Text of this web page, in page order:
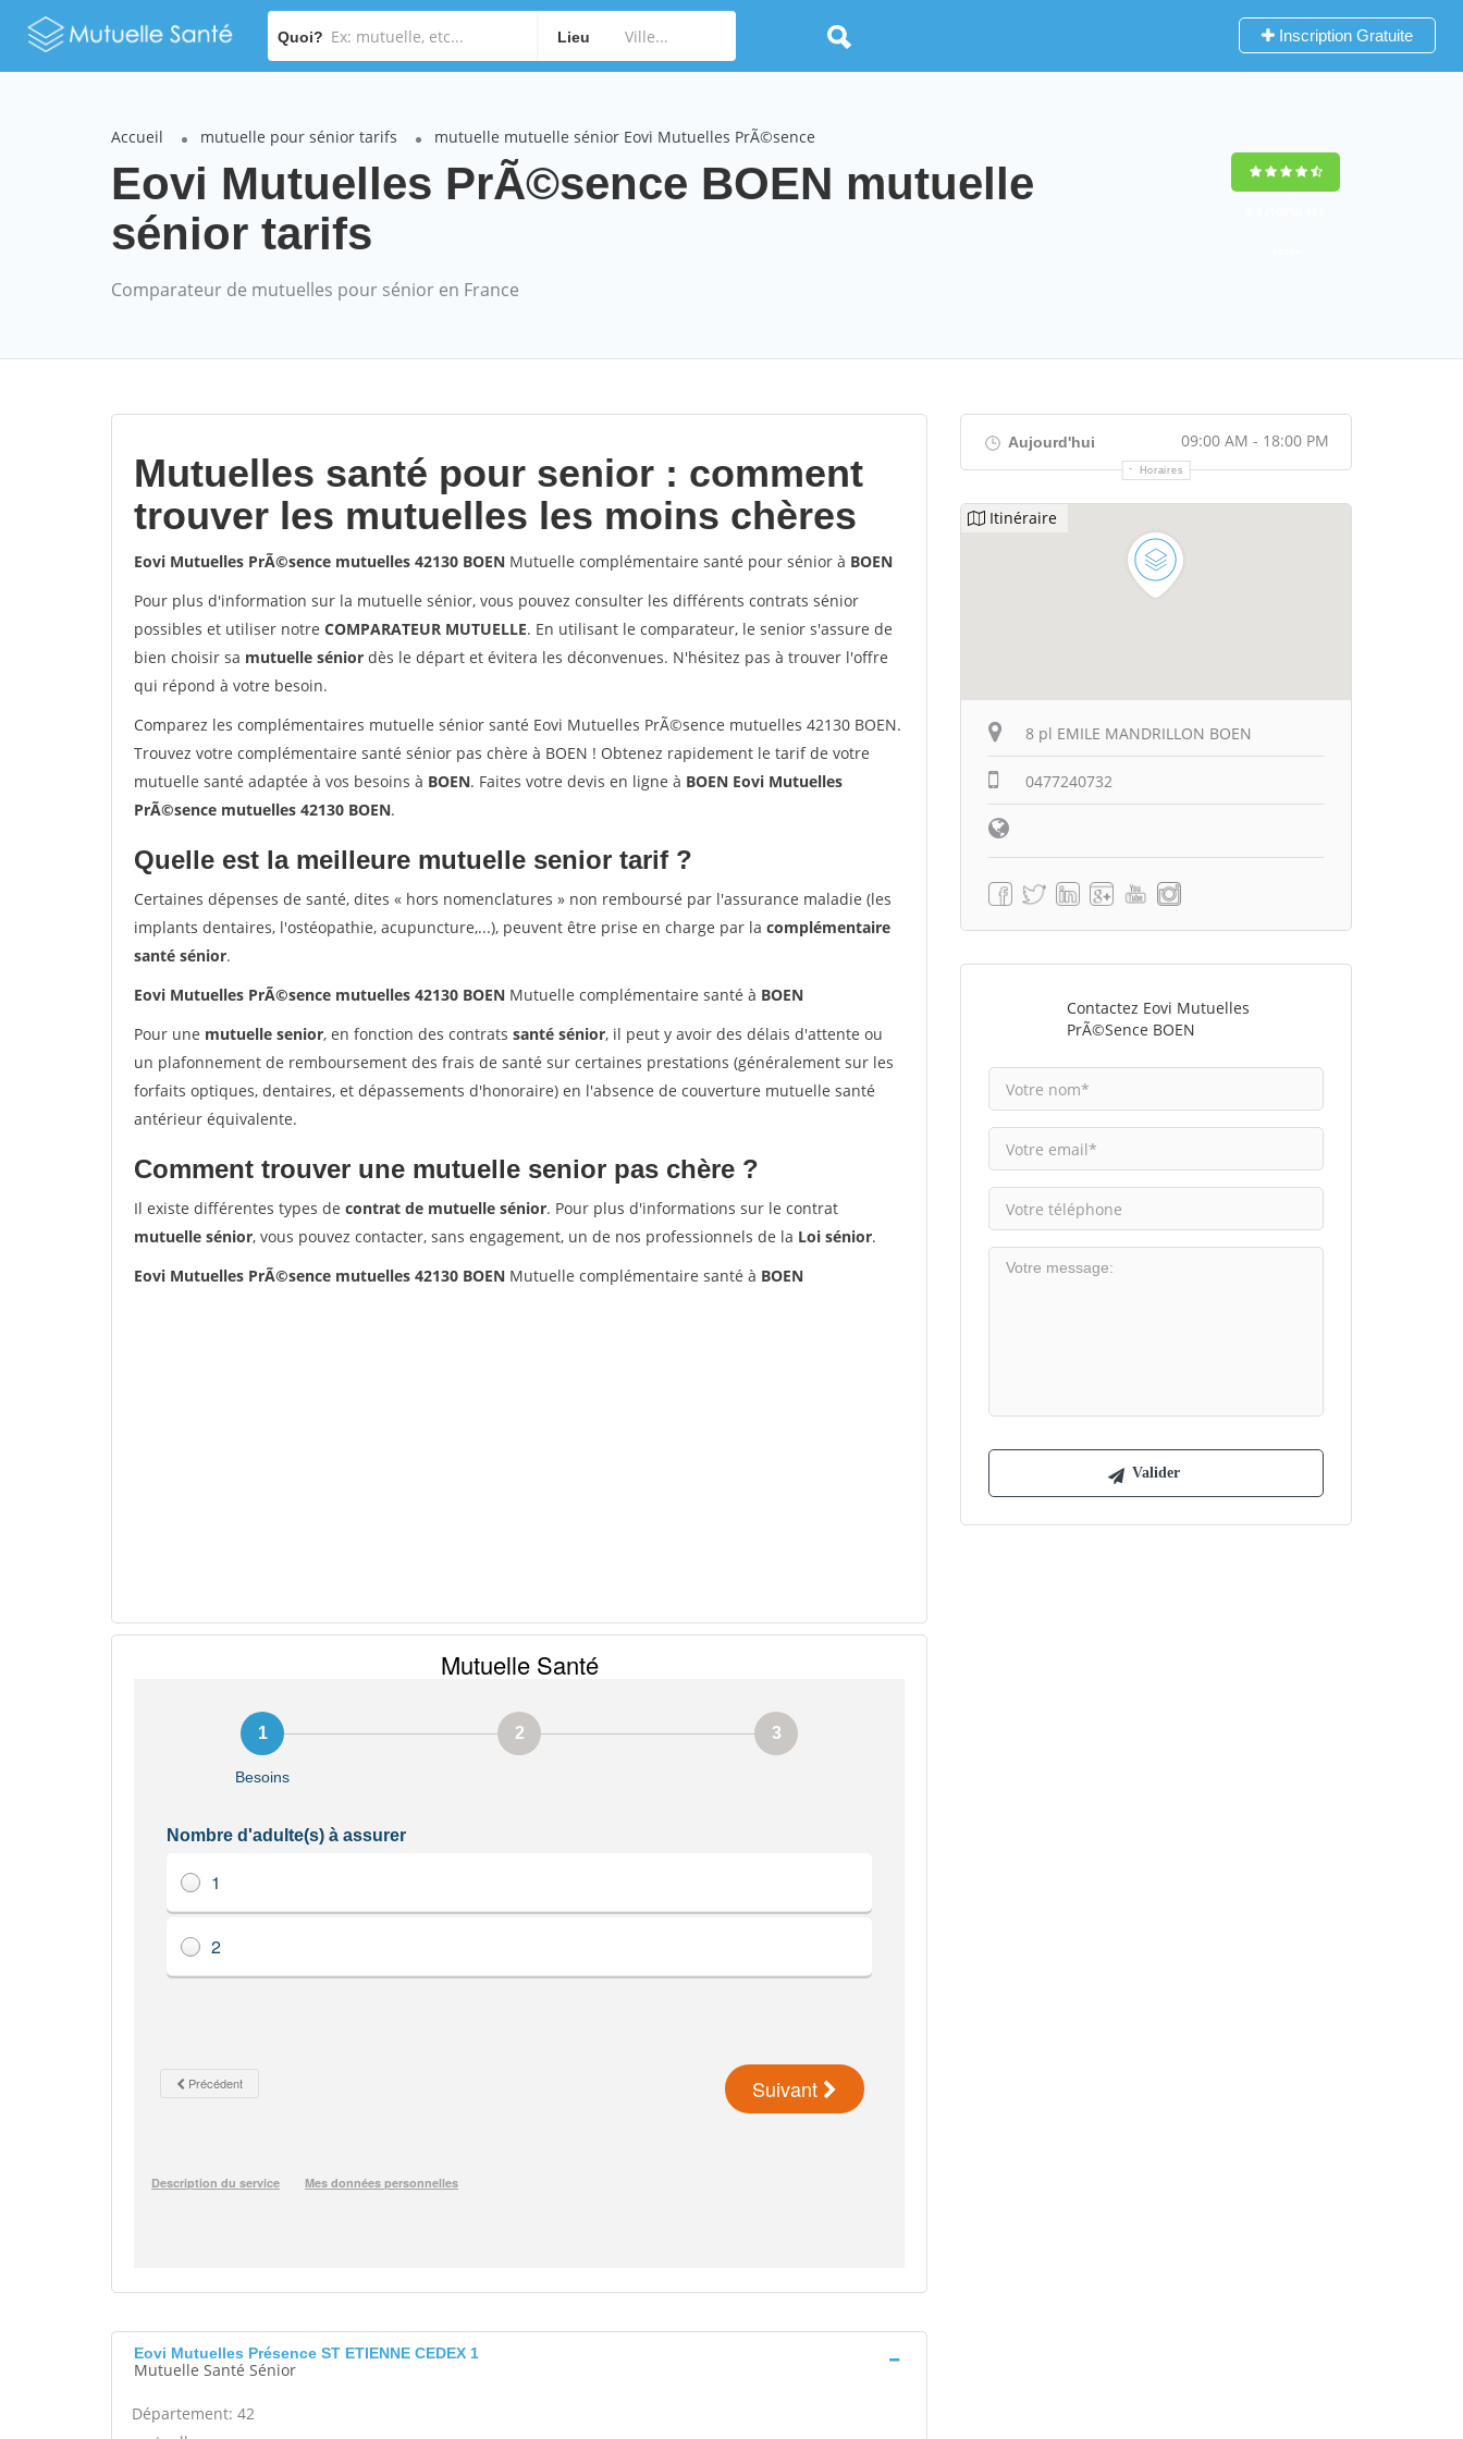
Quoi? Lieu Inscription Gratuite
Accueil mutuelle pour sénior tarifs mutuelle mutuelle sénior Eovi Mutuelles PrÃ©sence
Eovi Mutuelles PrÃ©sence BOEN mutuelle
sénior tarifs
Comparateur de mutuelles pour sénior en France
Mutuelles santé pour senior : comment
trouver les mutuelles les moins chères
Eovi Mutuelles PrÃ©sence mutuelles 42130 BOEN Mutuelle complémentaire santé pour sénior à BOEN
Pour plus d'information sur la mutuelle sénior, vous pouvez consulter les différents contrats sénior
possibles et utiliser notre COMPARATEUR MUTUELLE. En utilisant le comparateur, le senior s'assure de
bien choisir sa mutuelle sénior dès le départ et évitera les déconvenues. N'hésitez pas à trouver l'offre
qui répond à votre besoin.
Comparez les complémentaires mutuelle sénior santé Eovi Mutuelles PrÃ©sence mutuelles 42130 BOEN.
Trouvez votre complémentaire santé sénior pas chère à BOEN ! Obtenez rapidement le tarif de votre
mutuelle santé adaptée à vos besoins à BOEN. Faites votre devis en ligne à BOEN Eovi Mutuelles
PrÃ©sence mutuelles 42130 BOEN.
Quelle est la meilleure mutuelle senior tarif ?
Certaines dépenses de santé, dites « hors nomenclatures » non remboursé par l'assurance maladie (les
implants dentaires, l'ostéopathie, acupuncture,...), peuvent être prise en charge par la complémentaire
santé sénior.
Eovi Mutuelles PrÃ©sence mutuelles 42130 BOEN Mutuelle complémentaire santé à BOEN
Pour une mutuelle senior, en fonction des contrats santé sénior, il peut y avoir des délais d'attente ou
un plafonnement de remboursement des frais de santé sur certaines prestations (généralement sur les
forfaits optiques, dentaires, et dépassements d'honoraire) en l'absence de couverture mutuelle santé
antérieur équivalente.
Comment trouver une mutuelle senior pas chère ?
Il existe différentes types de contrat de mutuelle sénior. Pour plus d'informations sur le contrat
mutuelle sénior, vous pouvez contacter, sans engagement, un de nos professionnels de la Loi sénior.
Eovi Mutuelles PrÃ©sence mutuelles 42130 BOEN Mutuelle complémentaire santé à BOEN
Eovi Mutuelles Présence ST ETIENNE CEDEX 1
Mutuelle Santé Sénior
Département: 42
Aujourd'hui 09:00 AM - 18:00 PM
Horaires
Itinéraire
8 pl EMILE MANDRILLON BOEN
0477240732
Contactez Eovi Mutuelles
PrÃ©sence BOEN